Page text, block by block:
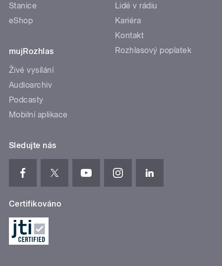
Stanice
eShop
mujRozhlas
Živé vysílání
Audioarchiv
Podcasty
Mobilní aplikace
Lidé v rádiu
Kariéra
Kontakt
Rozhlasový poplatek
Sledujte nás
Certifikováno